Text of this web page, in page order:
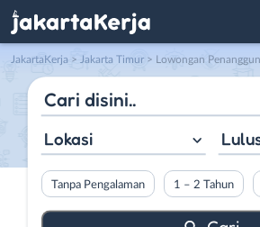
JakartaKerja > Jakarta Timur > Lowongan Penanggung
Lokasi
Tanpa Pengalaman 1 – 2 Tahun